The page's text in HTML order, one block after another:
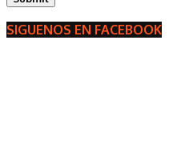
SIGUENOS EN FACEBOOK